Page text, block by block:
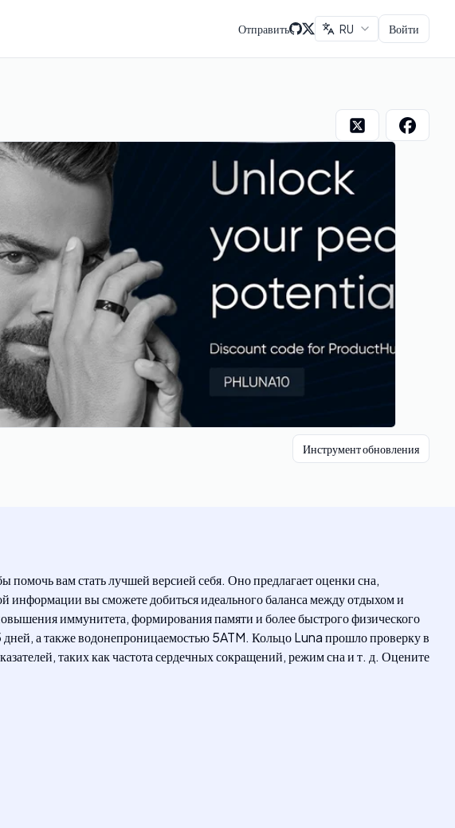
Отправить RU Войти
Инструмент обновления
помочь вам стать лучшей версией себя. Оно предлагает оценки сна,
информации вы сможете добиться идеального баланса между отдыхом и
иммунитета, формирования памяти и более быстрого физического
дней, а также водонепроницаемостью 5ATM. Кольцо Luna прошло проверку в
таких как частота сердечных сокращений, режим сна и т. д. Оцените